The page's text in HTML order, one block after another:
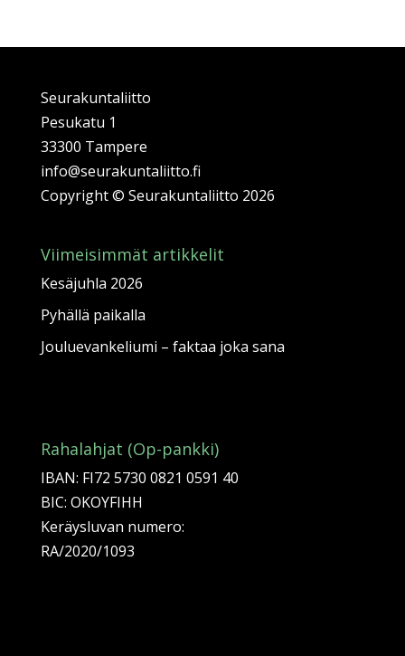
Seurakuntaliitto
Pesukatu 1
33300 Tampere
info@seurakuntaliitto.fi
Copyright© Seurakuntaliitto 2026
Viimeisimmät artikkelit
Kesäjuhla 2026
Pyhällä paikalla
Jouluevankeliumi – faktaa joka sana
Rahalahjat (Op-pankki)
IBAN: FI72 5730 0821 0591 40
BIC: OKOYFIHH
Keräysluvan numero:
RA/2020/1093